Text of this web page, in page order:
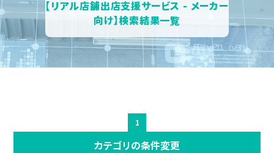
【リアル店舗出店支援サービス - メーカー
向け】検索結果一覧
1
カテゴリの条件変更